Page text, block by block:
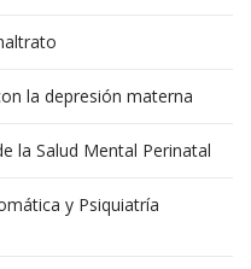
la depresión materna
la Salud Mental Perinatal
y Psiquiatría